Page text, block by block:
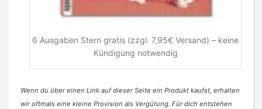
6 Ausgaben Stern gratis (zzgl. 7,95€ Versand) – keine
Kündigung notwendig
Wenn du über einen Link auf dieser Seite ein Produkt kaufst, erhalten
wir oftmals eine kleine Provision als Vergütung. Für dich entstehen